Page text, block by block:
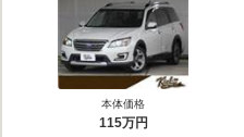
本体価格
115万円